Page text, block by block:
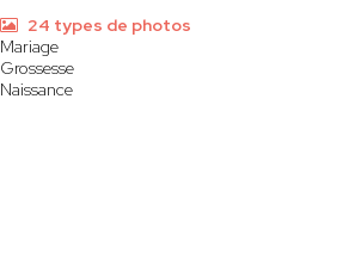
24 types de photos
Mariage
Grossesse
Naissance